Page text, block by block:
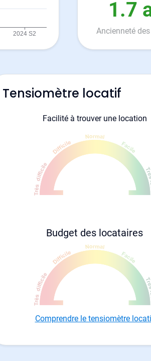
1.7
Ancienneté
Tensiomètre locatif
Facilité à trouver une location
Budget des locataires
Comprendre le tensiomètre